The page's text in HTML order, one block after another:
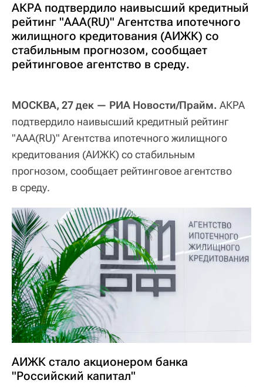
АКРА подтвердило наивысший кредитный
рейтинг "AAA(RU)" Агентства ипотечного
жилищного кредитования (АИЖК) со
стабильным прогнозом, сообщает
рейтинговое агентство в среду.
МОСКВА, 27 дек — РИА Новости/Прайм. АКРА
подтвердило наивысший кредитный рейтинг
"AAA(RU)" Агентства ипотечного жилищного
кредитования (АИЖК) со стабильным
прогнозом, сообщает рейтинговое агентство
в среду.
АИЖК стало акционером банка
"Российский капитал"